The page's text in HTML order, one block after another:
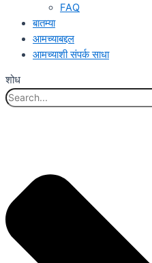
FAQ
बातम्या
आमच्याबद्दल
आमच्याशी संपर्क साधा
शोध